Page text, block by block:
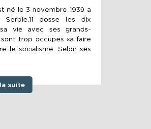
né le 3 novembre 1939 a
posse les dix
vie avec ses grands-
trop occupes «a faire
le socialisme. Selon ses
suite